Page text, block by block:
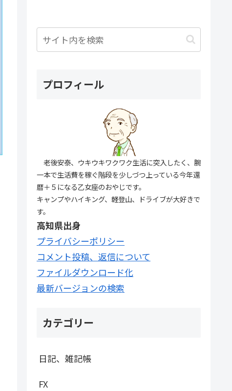
プロフィール
老後安泰、ウキウキワクワク生活に突入したく、腕
一本で生活費を稼ぐ階段を少しづつ上っている今年還
暦＋５になる乙女座のおやじです。
キャンプやハイキング、軽登山、ドライブが大好きで
す。
高知県出身
プライバシーポリシー
コメント投稿、返信について
ファイルダウンロード化
最新バージョンの検索
カテゴリー
日記、雑記帳
FX